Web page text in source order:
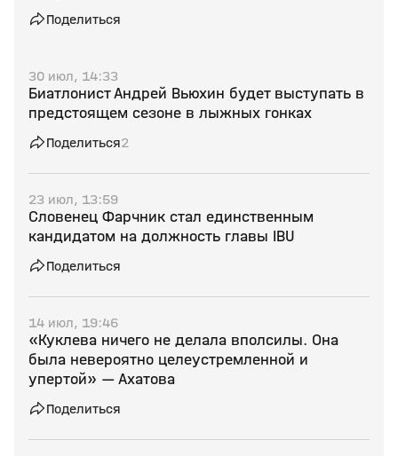
Поделиться
30 июл, 14:33
Биатлонист Андрей Вьюхин будет выступать в
предстоящем сезоне в лыжных гонках
Поделиться2
23 июл, 13:59
Словенец Фарчник стал единственным
кандидатом на должность главы IBU
Поделиться
14 июл, 19:46
«Куклева ничего не делала вполсилы. Она
была невероятно целеустремленной и
упертой» — Ахатова
Поделиться